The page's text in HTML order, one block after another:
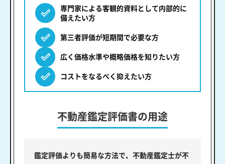
専門家による客観的資料として内部的に
備えたい方
第三者評価が短期間で必要な方
広く価格水準や概略価格を知りたい方
コストをなるべく抑えたい方
不動産鑑定評価書の用途
鑑定評価よりも簡易な方法で、不動産鑑定士が不